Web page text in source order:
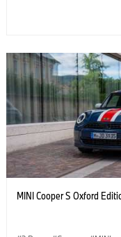
MINI Cooper S Oxford